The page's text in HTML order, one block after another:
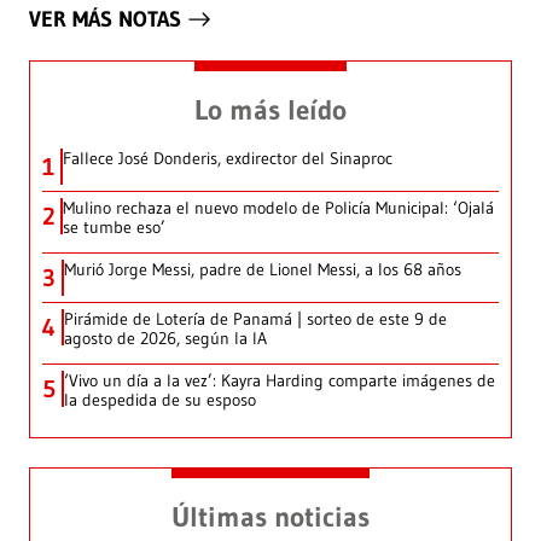
VER MÁS NOTAS
Lo más leído
1 Fallece José Donderis, exdirector del Sinaproc
2 Mulino rechaza el nuevo modelo de Policía Municipal: ‘Ojalá
se tumbe eso’
3 Murió Jorge Messi, padre de Lionel Messi, a los 68 años
4 Pirámide de Lotería de Panamá | sorteo de este 9 de
agosto de 2026, según la IA
5 ‘Vivo un día a la vez’: Kayra Harding comparte imágenes de
la despedida de su esposo
Últimas noticias